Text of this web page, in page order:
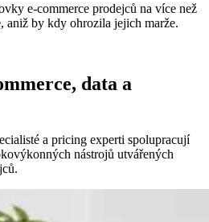
e-commerce prodejců na více než
aniž by kdy ohrozila jejich marže.
data a
a pricing experti spolupracují
nástrojů utvářených